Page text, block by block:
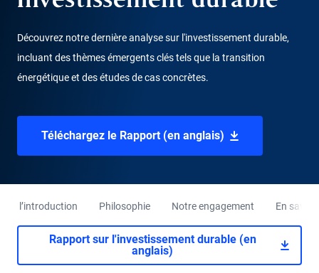
Découvrez notre dernière analyse sur l'investissement durable,
incluant des thèmes émergents clés tels que la transition
énergétique et des études de cas concrètes.
Téléchargez le Rapport (en anglais)
l’introduction Philosophie Notre engagement En savoir
Rapport sur l'investissement durable (en
anglais)